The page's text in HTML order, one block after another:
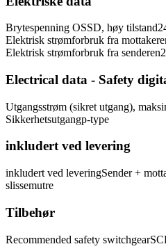
Brytespenning OSSD, høy tilstand
Elektrisk strømforbruk fra
Elektrisk strømforbruk fra senderen2
Electrical data - Safety
Utgangsstrøm (sikret utgang),
Sikkerhetsutgangp-type
inkludert ved levering
inkludert ved leveringSender +
slissemutre
Tilbehør
Recommended safety switchgear